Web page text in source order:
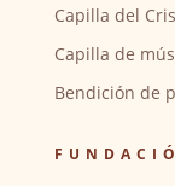
Capilla del
Capilla de
Bendición de